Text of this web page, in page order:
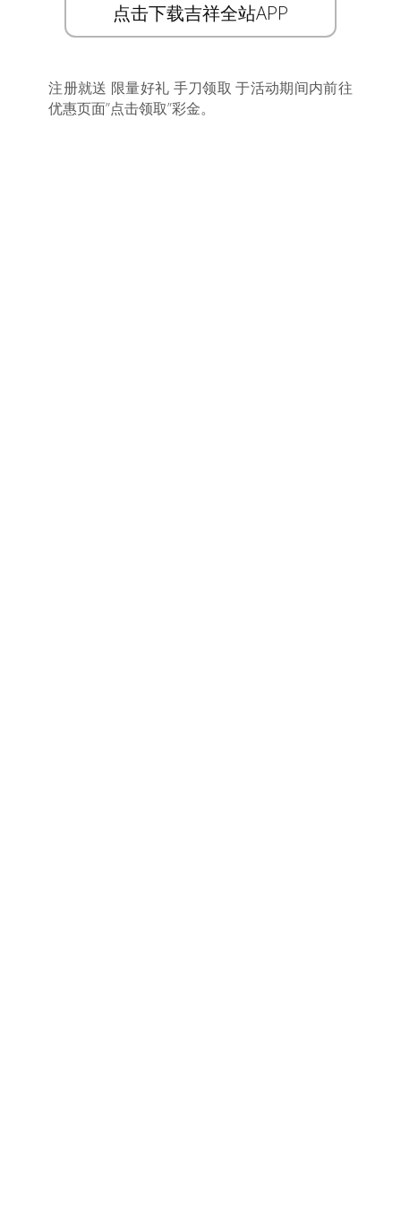
点击下载吉祥全站APP
注册就送 限量好礼 手刀领取 于活动期间内前往
优惠页面”点击领取”彩金。